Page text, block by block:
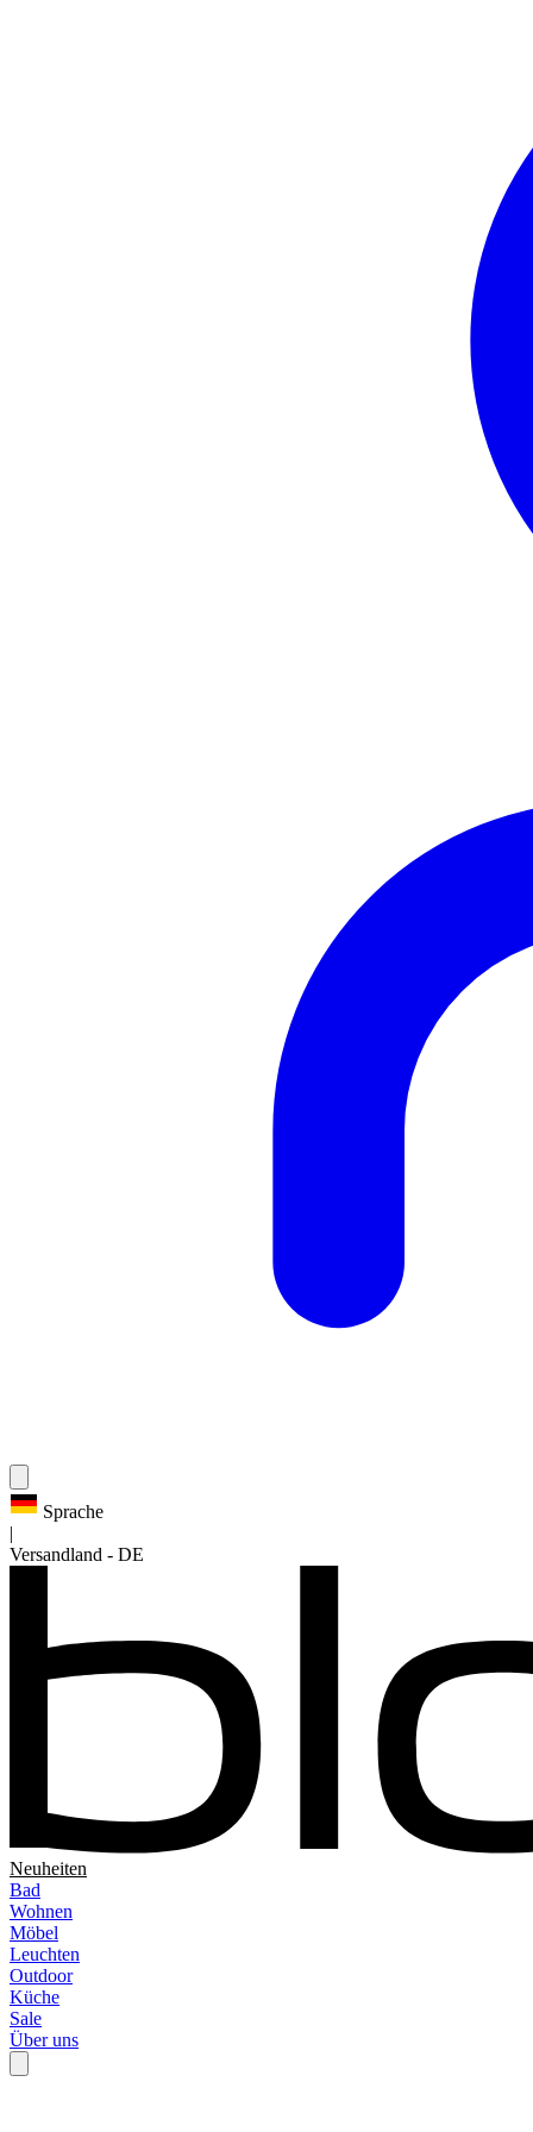
Sprache
Versandland - DE
Neuheiten
Bad
Wohnen
Möbel
Leuchten
Outdoor
Küche
Sale
Über uns